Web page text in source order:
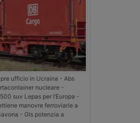
ufficio in Ucraina - Abs
nucleare -
suv Lepas per l’Europa -
manovre ferroviarie a
- Gls potenzia a